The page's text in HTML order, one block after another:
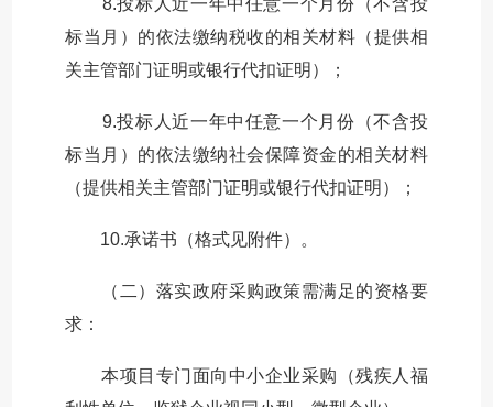
8.投标人近一年中任意一个月份（不含投
标当月）的依法缴纳税收的相关材料（提供相
关主管部门证明或银行代扣证明）；
9.投标人近一年中任意一个月份（不含投
标当月）的依法缴纳社会保障资金的相关材料
（提供相关主管部门证明或银行代扣证明）；
10.承诺书（格式见附件）。
（二）落实政府采购政策需满足的资格要
求：
本项目专门面向中小企业采购（残疾人福